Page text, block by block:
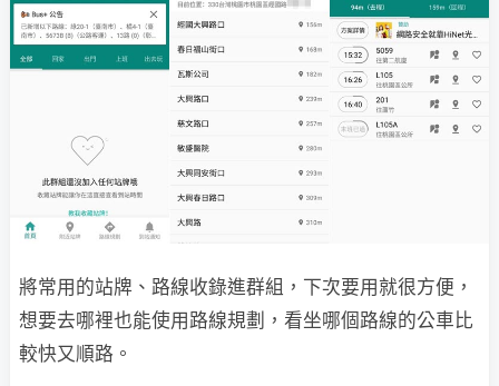
將常用的站牌、路線收錄進群組，下次要用就很方便，
想要去哪裡也能使用路線規劃，看坐哪個路線的公車比
較快又順路。